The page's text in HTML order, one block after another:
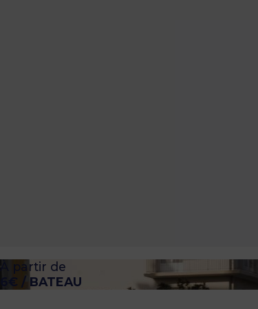
À partir de
6€ / BATEAU